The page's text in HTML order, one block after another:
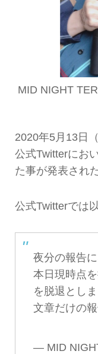
MID NIGHT
2020年5月13日
公式Twitterにお
た事が発表された
公式Twitterでは
夜分の報告
本日現時点
を脱退とし
文章だけの
— MID